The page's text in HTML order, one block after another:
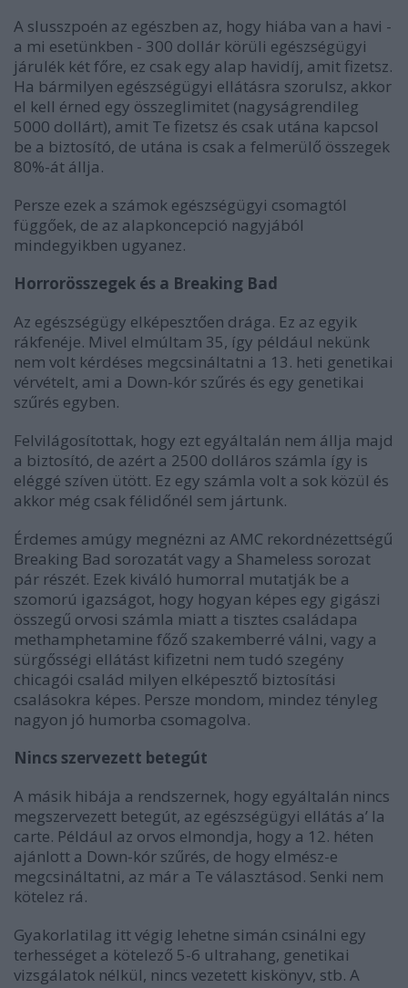
A slusszpoén az egészben az, hogy hiába van a havi -
a mi esetünkben - 300 dollár körüli egészségügyi
járulék két főre, ez csak egy alap havidíj, amit fizetsz.
Ha bármilyen egészségügyi ellátásra szorulsz, akkor
el kell érned egy összeglimitet (nagyságrendileg
5000 dollárt), amit Te fizetsz és csak utána kapcsol
be a biztosító, de utána is csak a felmerülő összegek
80%-át állja.
Persze ezek a számok egészségügyi csomagtól
függőek, de az alapkoncepció nagyjából
mindegyikben ugyanez.
Horrorösszegek és a Breaking Bad
Az egészségügy elképesztően drága. Ez az egyik
rákfenéje. Mivel elmúltam 35, így például nekünk
nem volt kérdéses megcsináltatni a 13. heti genetikai
vérvételt, ami a Down-kór szűrés és egy genetikai
szűrés egyben.
Felvilágosítottak, hogy ezt egyáltalán nem állja majd
a biztosító, de azért a 2500 dolláros számla így is
eléggé szíven ütött. Ez egy számla volt a sok közül és
akkor még csak félidőnél sem jártunk.
Érdemes amúgy megnézni az AMC rekordnézettségű
Breaking Bad sorozatát vagy a Shameless sorozat
pár részét. Ezek kiváló humorral mutatják be a
szomorú igazságot, hogy hogyan képes egy gigászi
összegű orvosi számla miatt a tisztes családapa
methamphetamine főző szakemberré válni, vagy a
sürgősségi ellátást kifizetni nem tudó szegény
chicagói család milyen elképesztő biztosítási
csalásokra képes. Persze mondom, mindez tényleg
nagyon jó humorba csomagolva.
Nincs szervezett betegút
A másik hibája a rendszernek, hogy egyáltalán nincs
megszervezett betegút, az egészségügyi ellátás a’ la
carte. Például az orvos elmondja, hogy a 12. héten
ajánlott a Down-kór szűrés, de hogy elmész-e
megcsináltatni, az már a Te választásod. Senki nem
kötelez rá.
Gyakorlatilag itt végig lehetne simán csinálni egy
terhességet a kötelező 5-6 ultrahang, genetikai
vizsgálatok nélkül, nincs vezetett kiskönyv, stb. A